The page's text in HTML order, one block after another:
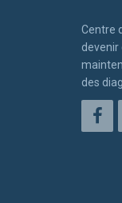
Centre
devenir
des